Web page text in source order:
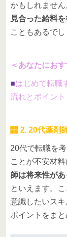
かもしれませ
見合った給料
こともあるでし
＜あなたにおす
■はじめて転職
流れとポイント
2. 20代薬剤
20代で転職を
ことが不安材
師は将来性が
といえます。
意識したいス
ポイントをまと